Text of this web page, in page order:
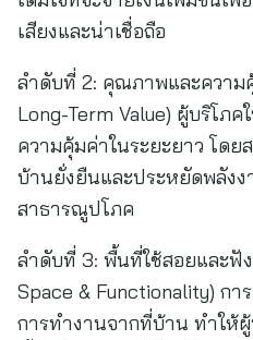
เสียงและน่าเชื่อถือ
ลำดับที่ 2: คุณภาพและความ
Long-Term Value) ผู้บริโภ
ความคุ้มค่าในระยะยาว โดย
บ้านยั่งยืนและประหยัดพลัง
สาธารณูปโภค
ลำดับที่ 3: พื้นที่ใช้สอยและฟั
Space & Functionality) กา
การทำงานจากที่บ้าน ทำให้